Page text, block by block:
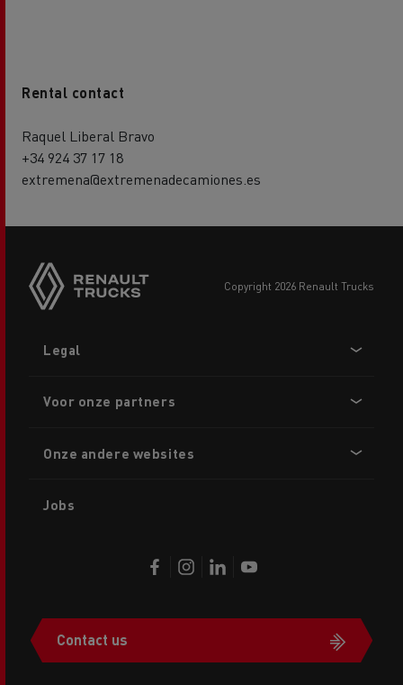
Rental contact
Raquel Liberal Bravo
+34 924 37 17 18
extremena@extremenadecamiones.es
copyright 2026 Renault Trucks
menu
Legal
Voor onze partners
Onze andere websites
Jobs
Contact us